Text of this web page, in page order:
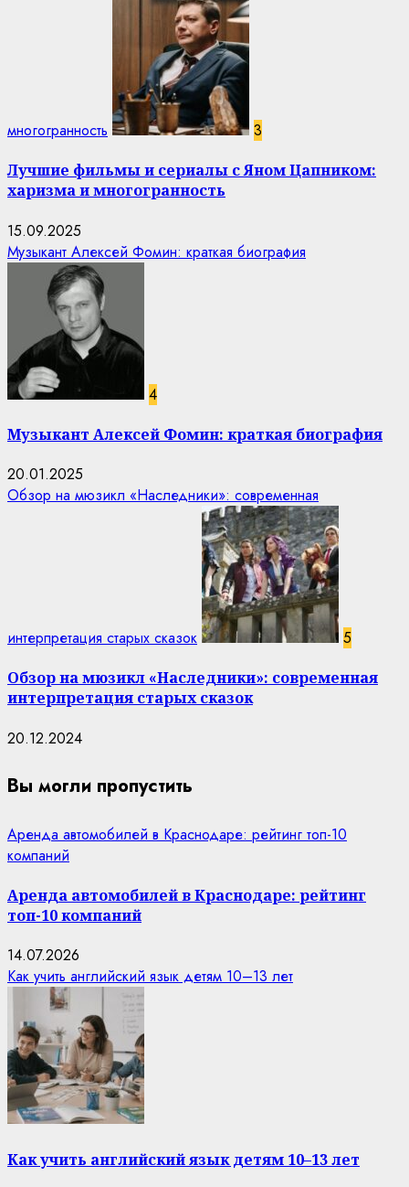
многогранность 3
Лучшие фильмы и сериалы с Яном Цапником:
харизма и многогранность
15.09.2025
Музыкант Алексей Фомин: краткая биография
4
Музыкант Алексей Фомин: краткая биография
20.01.2025
Обзор на мюзикл «Наследники»: современная
интерпретация старых сказок 5
Обзор на мюзикл «Наследники»: современная
интерпретация старых сказок
20.12.2024
Вы могли пропустить
Аренда автомобилей в Краснодаре: рейтинг топ-10
компаний
Аренда автомобилей в Краснодаре: рейтинг
топ-10 компаний
14.07.2026
Как учить английский язык детям 10–13 лет
Как учить английский язык детям 10–13 лет